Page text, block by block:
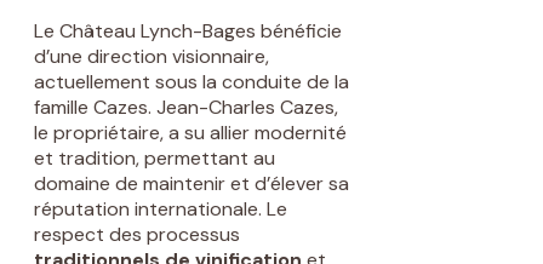
Le Château Lynch-Bages bénéficie
d’une direction visionnaire,
actuellement sous la conduite de la
famille Cazes. Jean-Charles Cazes,
le propriétaire, a su allier modernité
et tradition, permettant au
domaine de maintenir et d’élever sa
réputation internationale. Le
respect des processus